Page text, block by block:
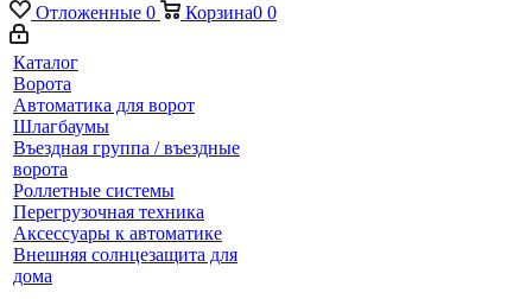
Отложенные 0 Корзина0 0
Каталог
Ворота
Автоматика для ворот
Шлагбаумы
Въездная группа / въездные
ворота
Роллетные системы
Перегрузочная техника
Аксессуары к автоматике
Внешняя солнцезащита для
дома